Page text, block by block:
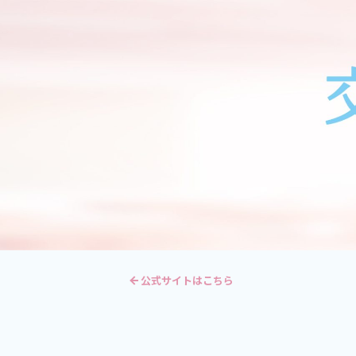
公式サイトはこちら